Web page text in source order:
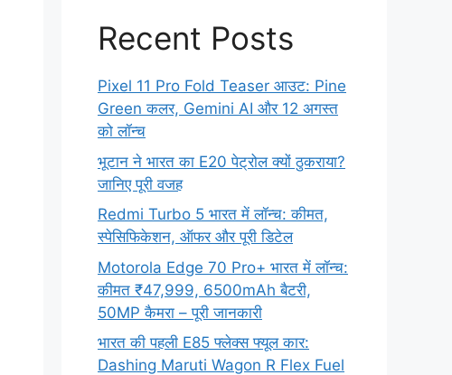
Recent Posts
Pixel 11 Pro Fold Teaser आउट: Pine
Green कलर, Gemini AI और 12 अगस्त
को लॉन्च
भूटान ने भारत का E20 पेट्रोल क्यों ठुकराया?
जानिए पूरी वजह
Redmi Turbo 5 भारत में लॉन्च: कीमत,
स्पेसिफिकेशन, ऑफर और पूरी डिटेल
Motorola Edge 70 Pro+ भारत में लॉन्च:
कीमत ₹47,999, 6500mAh बैटरी,
50MP कैमरा – पूरी जानकारी
भारत की पहली E85 फ्लेक्स फ्यूल कार:
Dashing Maruti Wagon R Flex Fuel